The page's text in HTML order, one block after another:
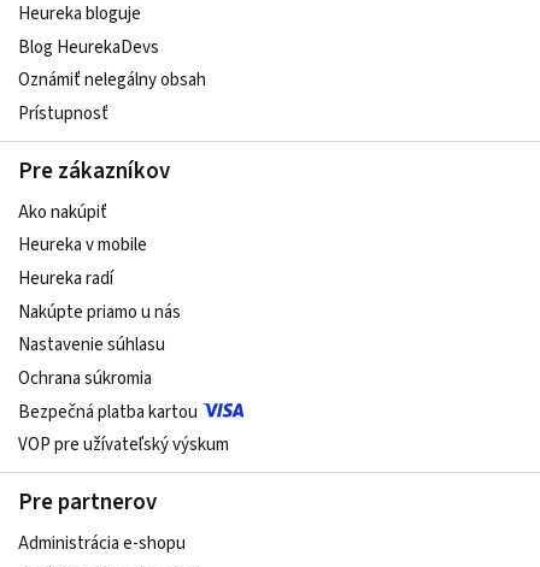
Heureka bloguje
Blog HeurekaDevs
Oznámiť nelegálny obsah
Prístupnosť
Pre zákazníkov
Ako nakúpiť
Heureka v mobile
Heureka radí
Nakúpte priamo u nás
Nastavenie súhlasu
Ochrana súkromia
Bezpečná platba kartou
VOP pre užívateľský výskum
Pre partnerov
Administrácia e-shopu